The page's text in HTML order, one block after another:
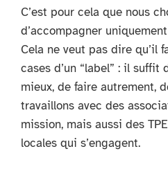
C’est pour cela que nous
d’accompagner
Cela ne veut pas dire qu’il
cases d’un “label” : il suffit
mieux, de faire autrement,
travaillons avec des
mission, mais aussi des
locales qui s’engagent.